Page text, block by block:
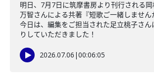
明日、7月7日に筑摩書房より刊行される
万智さんによる共著『短歌ご一緒しません
今日は、編集をご担当された足立桃子さん
りしていただきました！
2026.07.06 |00:06:05